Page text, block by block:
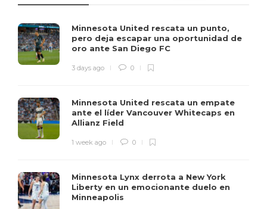
Minnesota United rescata un punto,
pero deja escapar una oportunidad de
oro ante San Diego FC
3 days ago 0
Minnesota United rescata un empate
ante el líder Vancouver Whitecaps en
Allianz Field
1 week ago 0
Minnesota Lynx derrota a New York
Liberty en un emocionante duelo en
Minneapolis